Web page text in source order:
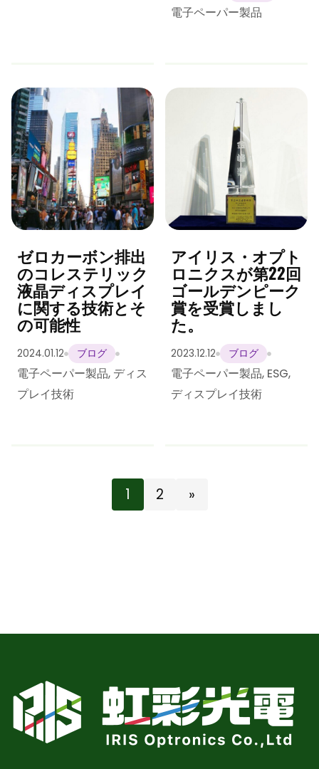
電子ペーパー製品
ゼロカーボン排出
のコレステリック
液晶ディスプレイ
に関する技術とそ
の可能性
2024.01.12 ブログ
電子ペーパー製品, ディス
プレイ技術
アイリス・オプト
ロニクスが第22回
ゴールデンピーク
賞を受賞しまし
た。
2023.12.12 ブログ
電子ペーパー製品, ESG,
ディスプレイ技術
1 2 »